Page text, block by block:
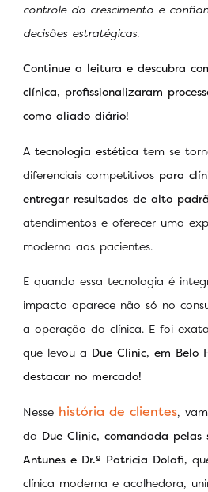
controle do crescimento e
decisões estratégicas.
Continue a leitura e descubra
clínica, profissionalizaram
como aliado diário!
A tecnologia estética tem se
diferenciais competitivos para
entregar resultados de alto
atendimentos e oferecer uma
moderna aos pacientes.
E quando essa tecnologia é
impacto aparece não só no
a operação da clínica. E foi
que levou a Due Clinic, em Belo
destacar no mercado!
Nesse história de clientes,
da Due Clinic, comandada pelas
Antunes e Dr.ª Patricia Dolafi,
clínica moderna e acolhedora,